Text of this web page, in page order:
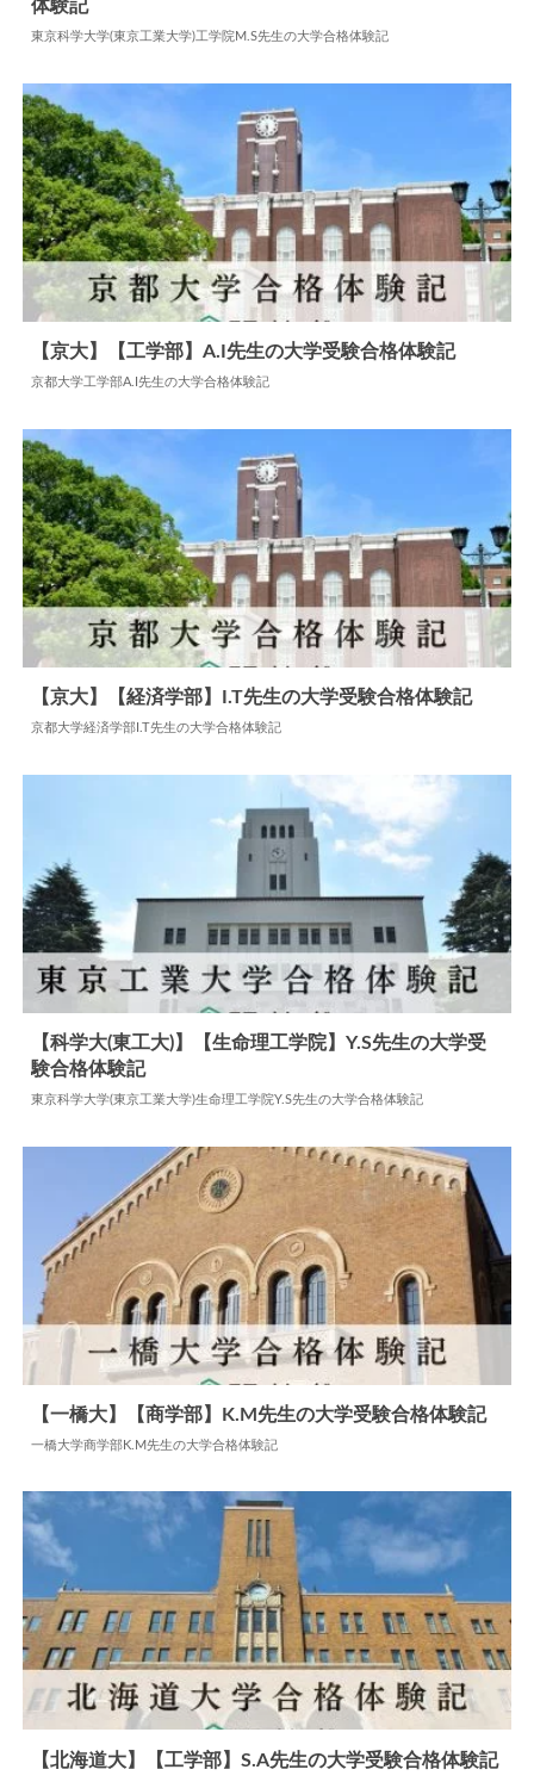
大学合格体験記
体験記
東京科学大学(東京工業大学)工学院M.S先生の大学合格体験記
【京大】【工学部】A.I先生の大学受験合格体験記
京都大学工学部A.I先生の大学合格体験記
【京大】【経済学部】I.T先生の大学受験合格体験記
京都大学経済学部I.T先生の大学合格体験記
大学合格体験記
【科学大(東工大)】【生命理工学院】Y.S先生の大学受
験合格体験記
東京科学大学(東京工業大学)生命理工学院Y.S先生の大学合格体験記
【一橋大】【商学部】K.M先生の大学受験合格体験記
一橋大学商学部K.M先生の大学合格体験記
【北海道大】【工学部】S.A先生の大学受験合格体験記